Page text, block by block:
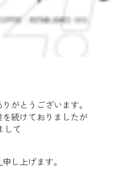
がとうございます。
続けておりましたが
して
し上げます。